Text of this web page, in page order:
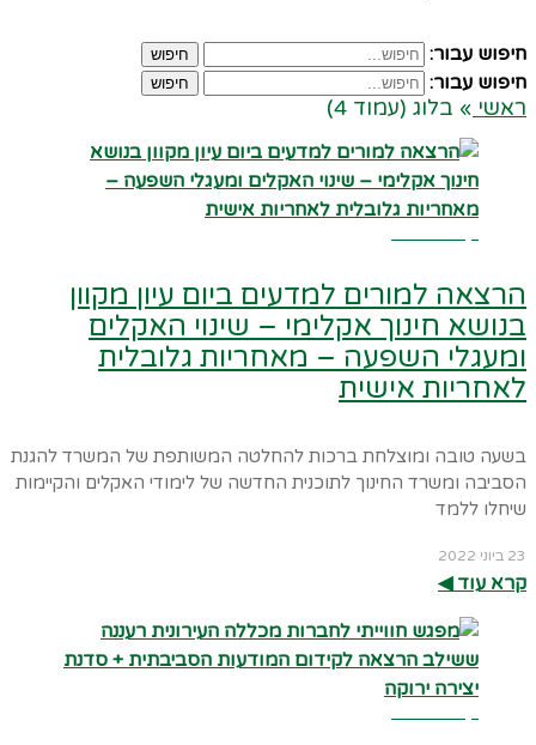
חיפוש עבור: חיפוש
חיפוש עבור: חיפוש
ראשי » בלוג (עמוד 4)
הרצאה למורים למדעים ביום עיון מקוון
בנושא חינוך אקלימי – שינוי האקלים
ומעגלי השפעה – מאחריות גלובלית
לאחריות אישית
בשעה טובה ומוצלחת ברכות להחלטה המשותפת של המשרד להגנת
הסביבה ומשרד החינוך לתוכנית החדשה של לימודי האקלים והקיימות
שיחלו ללמד
23 ביוני 2022
קרא עוד ◀︎